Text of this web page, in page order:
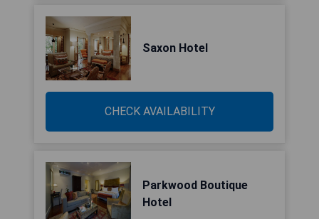
Saxon Hotel
CHECK AVAILABILITY
Parkwood Boutique
Hotel